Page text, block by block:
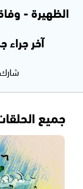
الظهيرة -
آخر جراء
جميع